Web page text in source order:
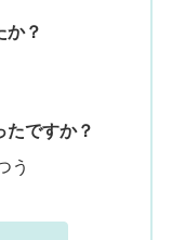
か？
たですか？
う